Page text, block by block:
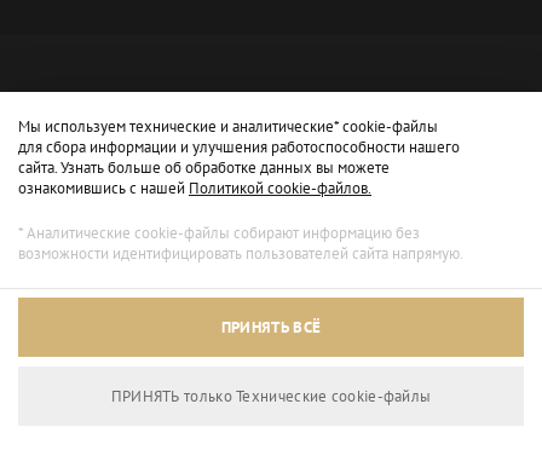
Архивный режим
Мы используем технические и аналитические* cookie-файлы
для сбора информации и улучшения работоспособности нашего
сайта. Узнать больше об обработке данных вы можете
ознакомившись с нашей Политикой cookie-файлов.
* Аналитические cookie-файлы собирают информацию без
возможности идентифицировать пользователей сайта напрямую.
ПРИНЯТЬ ВСЁ
ПРИНЯТЬ только Технические сookie-файлы